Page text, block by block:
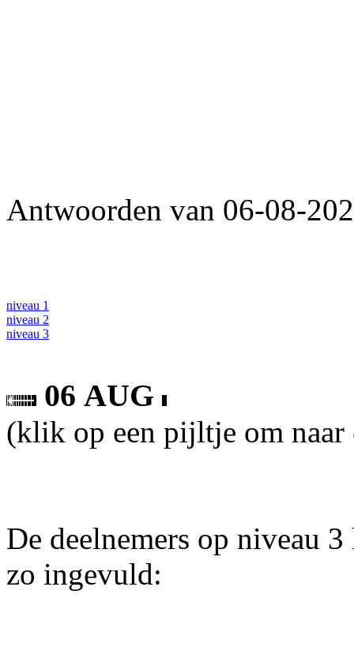
Antwoorden van 06-08-
niveau 1
niveau 2
niveau 3
06 AUG
(klik op een pijltje om naar
De deelnemers op niveau
zo ingevuld: